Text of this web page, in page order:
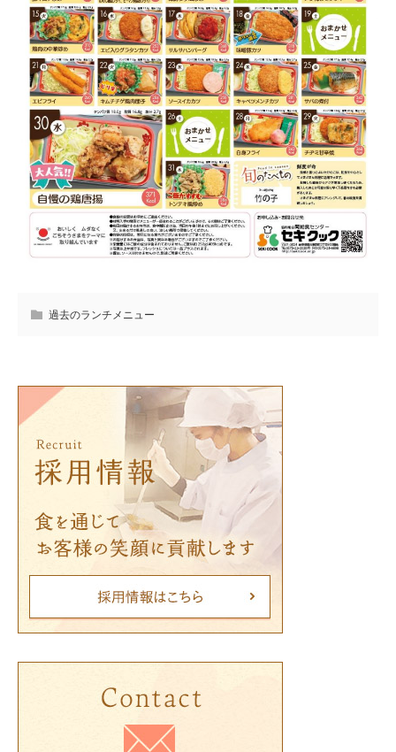
過去のランチメニュー